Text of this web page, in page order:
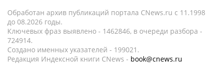
Обработан архив публикаций портала CNews.ru c 11.1998
до 08.2026 годы.
Ключевых фраз выявлено - 1462846, в очереди разбора -
724914.
Создано именных указателей - 199021.
Редакция Индексной книги CNews - book@cnews.ru